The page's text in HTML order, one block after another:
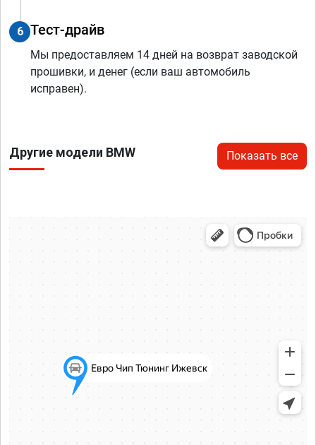
6 Тест-драйв
Мы предоставляем 14 дней на возврат заводской
прошивки, и денег (если ваш автомобиль
исправен).
Другие модели BMW Показать все